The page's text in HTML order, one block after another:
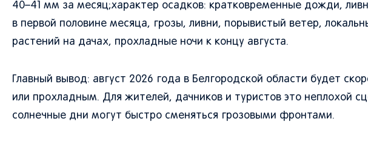
40–41 мм за месяц;характер осадков: кратковременные дожди,
в первой половине месяца, грозы, ливни, порывистый ветер,
растений на дачах, прохладные ночи к концу августа.
Главный вывод: август 2026 года в Белгородской области будет
или прохладным. Для жителей, дачников и туристов это неплохой
солнечные дни могут быстро сменяться грозовыми фронтами.